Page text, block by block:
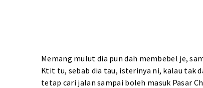
Memang mulut dia pun dah membebel je,
Ktit tu, sebab dia tau, isterinya ni, kalau tak
tetap cari jalan sampai boleh masuk Pasar